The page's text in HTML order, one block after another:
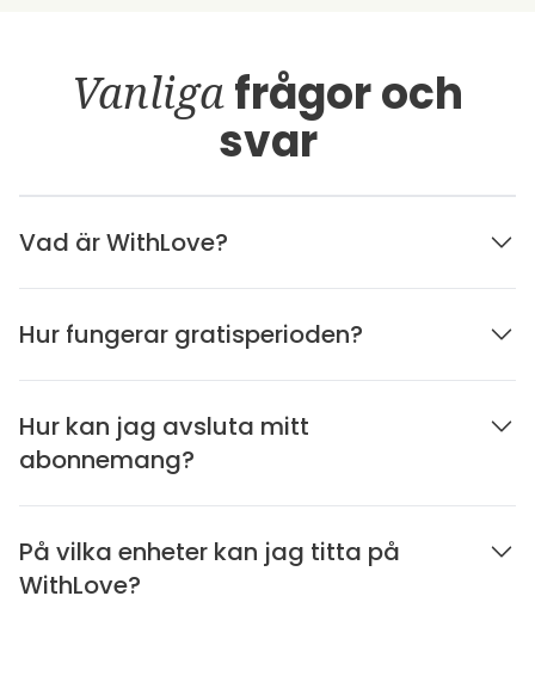
Vanligafrågor och
svar
Vad är WithLove?
Hur fungerar gratisperioden?
Hur kan jag avsluta mitt
abonnemang?
På vilka enheter kan jag titta på
WithLove?